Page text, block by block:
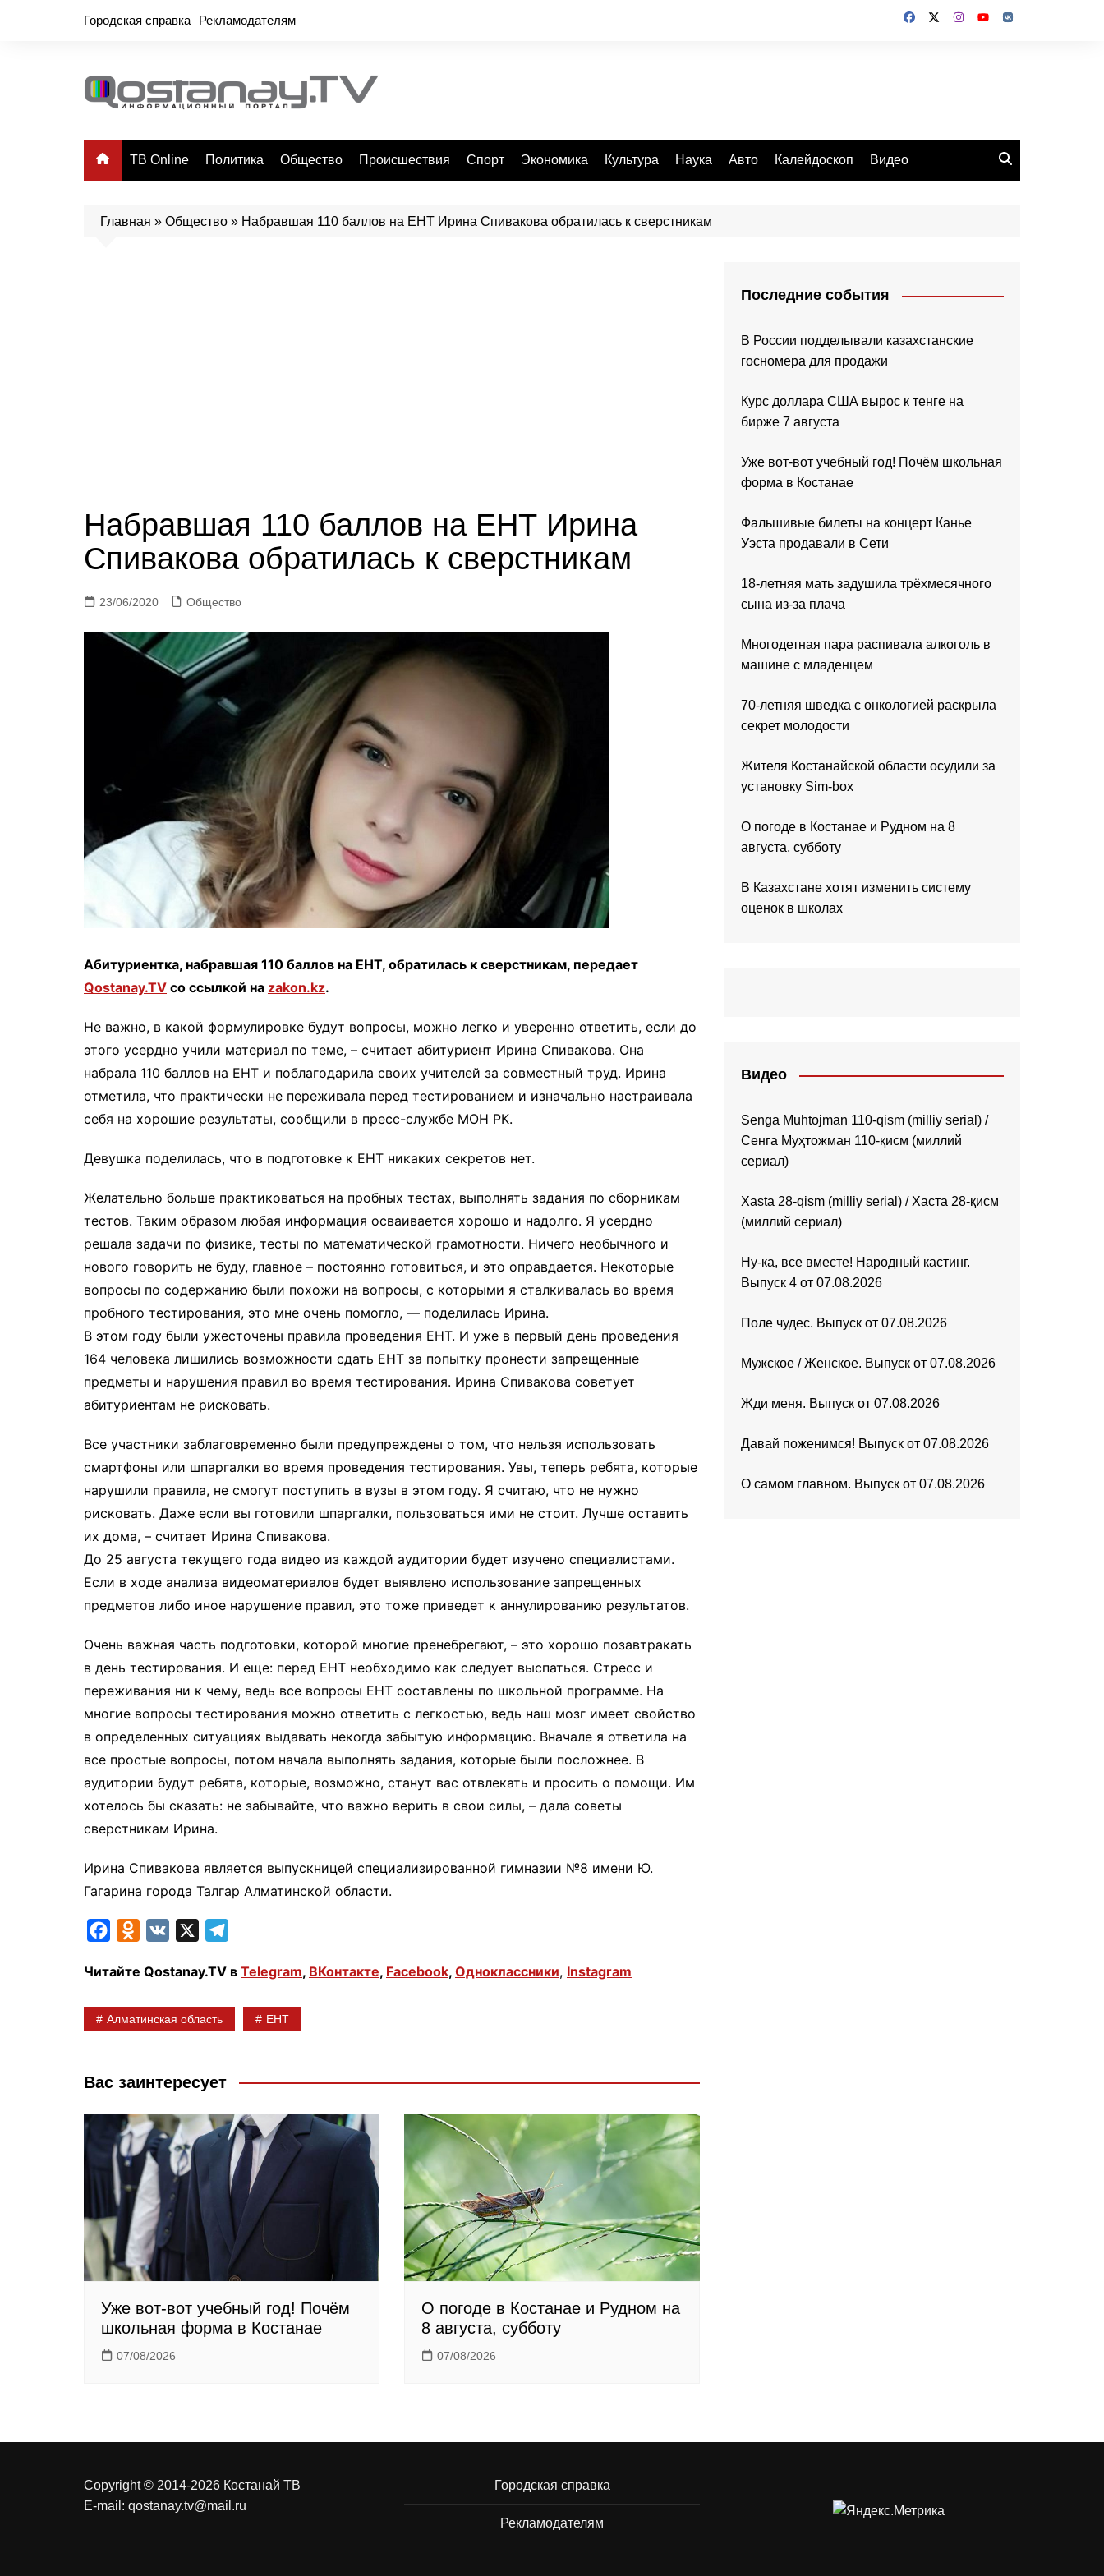
Городская справка Рекламодателям
ТВ Online Политика Общество Происшествия Спорт Экономика Культура Наука Авто Калейдоскоп Видео
Главная » Общество » Набравшая 110 баллов на ЕНТ Ирина Спивакова обратилась к сверстникам
Набравшая 110 баллов на ЕНТ Ирина
Спивакова обратилась к сверстникам
23/06/2020 Общество
Абитуриентка, набравшая 110 баллов на ЕНТ, обратилась к сверстникам, передает
Qostanay.TV со ссылкой на zakon.kz.
Не важно, в какой формулировке будут вопросы, можно легко и уверенно ответить, если до
этого усердно учили материал по теме, – считает абитуриент Ирина Спивакова. Она
набрала 110 баллов на ЕНТ и поблагодарила своих учителей за совместный труд. Ирина
отметила, что практически не переживала перед тестированием и изначально настраивала
себя на хорошие результаты, сообщили в пресс-службе МОН РК.
Девушка поделилась, что в подготовке к ЕНТ никаких секретов нет.
Желательно больше практиковаться на пробных тестах, выполнять задания по сборникам
тестов. Таким образом любая информация осваивается хорошо и надолго. Я усердно
решала задачи по физике, тесты по математической грамотности. Ничего необычного и
нового говорить не буду, главное – постоянно готовиться, и это оправдается. Некоторые
вопросы по содержанию были похожи на вопросы, с которыми я сталкивалась во время
пробного тестирования, это мне очень помогло, — поделилась Ирина.
В этом году были ужесточены правила проведения ЕНТ. И уже в первый день проведения
164 человека лишились возможности сдать ЕНТ за попытку пронести запрещенные
предметы и нарушения правил во время тестирования. Ирина Спивакова советует
абитуриентам не рисковать.
Все участники заблаговременно были предупреждены о том, что нельзя использовать
смартфоны или шпаргалки во время проведения тестирования. Увы, теперь ребята, которые
нарушили правила, не смогут поступить в вузы в этом году. Я считаю, что не нужно
рисковать. Даже если вы готовили шпаргалки, пользоваться ими не стоит. Лучше оставить
их дома, – считает Ирина Спивакова.
До 25 августа текущего года видео из каждой аудитории будет изучено специалистами.
Если в ходе анализа видеоматериалов будет выявлено использование запрещенных
предметов либо иное нарушение правил, это тоже приведет к аннулированию результатов.
Очень важная часть подготовки, которой многие пренебрегают, – это хорошо позавтракать
в день тестирования. И еще: перед ЕНТ необходимо как следует выспаться. Стресс и
переживания ни к чему, ведь все вопросы ЕНТ составлены по школьной программе. На
многие вопросы тестирования можно ответить с легкостью, ведь наш мозг имеет свойство
в определенных ситуациях выдавать некогда забытую информацию. Вначале я ответила на
все простые вопросы, потом начала выполнять задания, которые были посложнее. В
аудитории будут ребята, которые, возможно, станут вас отвлекать и просить о помощи. Им
хотелось бы сказать: не забывайте, что важно верить в свои силы, – дала советы
сверстникам Ирина.
Ирина Спивакова является выпускницей специализированной гимназии №8 имени Ю.
Гагарина города Талгар Алматинской области.
c
b
k
n
k
s
s
n
k
l
Читайте Qostanay.TV в Telegram, ВКонтакте, Facebook, Одноклассники, Instagram
Алматинская область ЕНТ
Вас заинтересует
Уже вот-вот учебный год! Почём
школьная форма в Костанае
07/08/2026
О погоде в Костанае и Рудном на
8 августа, субботу
07/08/2026
Последние события
В России подделывали казахстанские
госномера для продажи
Курс доллара США вырос к тенге на
бирже 7 августа
Уже вот-вот учебный год! Почём школьная
форма в Костанае
Фальшивые билеты на концерт Канье
Уэста продавали в Сети
18-летняя мать задушила трёхмесячного
сына из-за плача
Многодетная пара распивала алкоголь в
машине с младенцем
70-летняя шведка с онкологией раскрыла
секрет молодости
Жителя Костанайской области осудили за
установку Sim-box
О погоде в Костанае и Рудном на 8
августа, субботу
В Казахстане хотят изменить систему
оценок в школах
Видео
Senga Muhtojman 110-qism (milliy serial) /
Сенга Муҳтожман 110-қисм (миллий
сериал)
Xasta 28-qism (milliy serial) / Хаста 28-қисм
(миллий сериал)
Ну-ка, все вместе! Народный кастинг.
Выпуск 4 от 07.08.2026
Поле чудес. Выпуск от 07.08.2026
Мужское / Женское. Выпуск от 07.08.2026
Жди меня. Выпуск от 07.08.2026
Давай поженимся! Выпуск от 07.08.2026
О самом главном. Выпуск от 07.08.2026
Copyright © 2014-2026 Костанай ТВ
E-mail: qostanay.tv@mail.ru
Городская справка
Рекламодателям